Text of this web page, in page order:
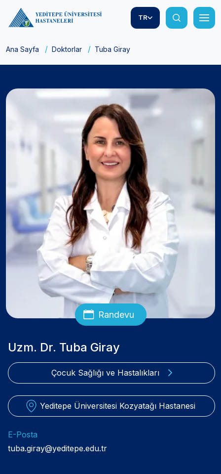
TR
Ana Sayfa Doktorlar Tuba Giray
Randevu
Uzm. Dr. Tuba Giray
Çocuk Sağlığı ve Hastalıkları
Yeditepe Üniversitesi Kozyatağı Hastanesi
E-Posta
tuba.giray@yeditepe.edu.tr